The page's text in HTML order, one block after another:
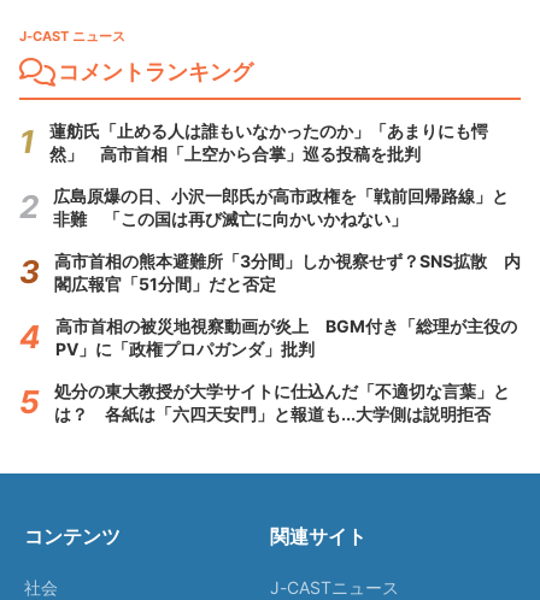
J-CAST ニュース
コメントランキング
蓮舫氏「止める人は誰もいなかったのか」「あまりにも愕
然」 高市首相「上空から合掌」巡る投稿を批判
広島原爆の日、小沢一郎氏が高市政権を「戦前回帰路線」と
非難 「この国は再び滅亡に向かいかねない」
高市首相の熊本避難所「3分間」しか視察せず？SNS拡散 内
閣広報官「51分間」だと否定
高市首相の被災地視察動画が炎上 BGM付き「総理が主役の
PV」に「政権プロパガンダ」批判
処分の東大教授が大学サイトに仕込んだ「不適切な言葉」と
は？ 各紙は「六四天安門」と報道も...大学側は説明拒否
コンテンツ
社会
関連サイト
J-CASTニュース